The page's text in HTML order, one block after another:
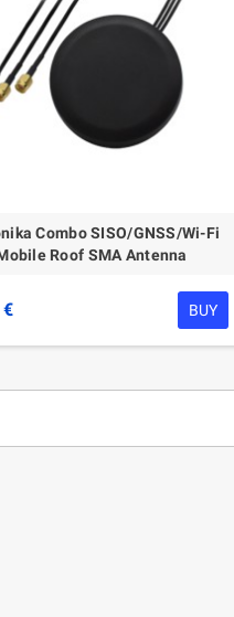
Combo SISO/GNSS/Wi-Fi
Roof SMA Antenna
BUY